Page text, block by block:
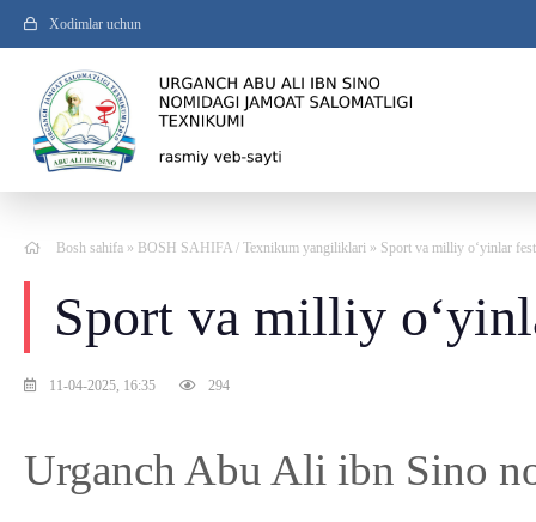
Xodimlar uchun
Bosh sahifa » BOSH SAHIFA / Texnikum yangiliklari » Sport va milliy o‘yinlar
Sport va milliy
11-04-2025, 16:35 294
Urganch Abu Ali ibn Sino